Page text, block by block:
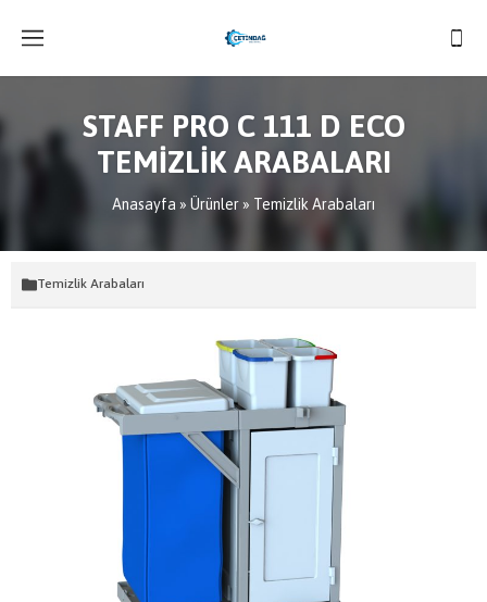
STAFF PRO C 111 D ECO
TEMİZLİK ARABALARI
Anasayfa » Ürünler » Temizlik Arabaları
Temizlik Arabaları